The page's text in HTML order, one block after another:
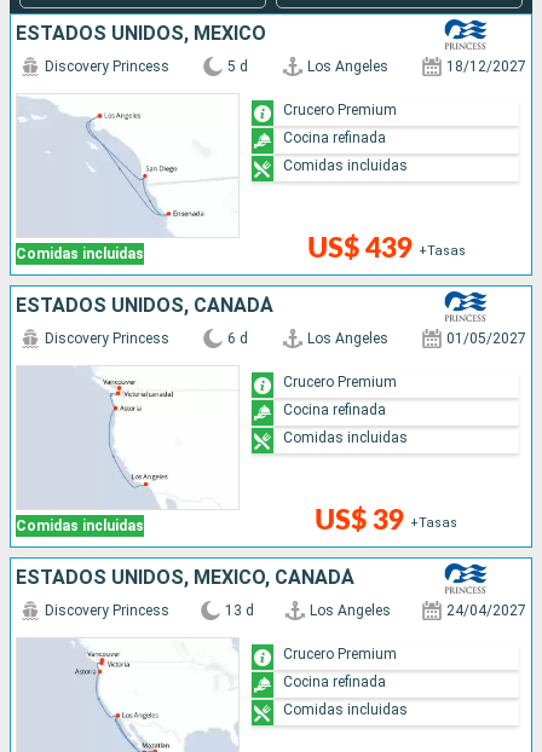
ESTADOS UNIDOS, MÉXICO
Comidas incluidas
Discovery Princess 5 d Los Angeles 18/12/2027
US$ 439 +Tasas
Crucero Premium
Cocina refinada
Comidas incluidas
ESTADOS UNIDOS, CANADÁ
Comidas incluidas
Discovery Princess 6 d Los Angeles 01/05/2027
US$ 39 +Tasas
Crucero Premium
Cocina refinada
Comidas incluidas
ESTADOS UNIDOS, MÉXICO, CANADÁ
Discovery Princess 13 d Los Angeles 24/04/2027
Crucero Premium
Cocina refinada
Comidas incluidas